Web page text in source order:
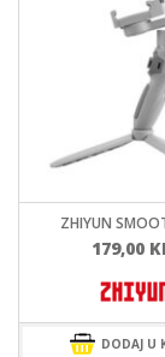
ZHIYUN
179,00
DODAJ U